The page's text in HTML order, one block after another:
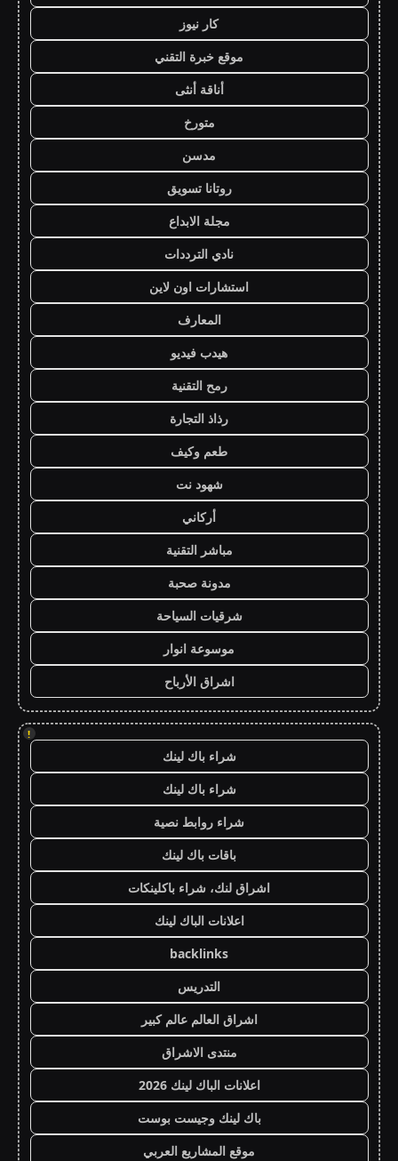
كار نيوز
موقع خبرة التقني
أناقة أنثى
متورخ
مدسن
روتانا تسويق
مجلة الابداع
نادي الترددات
استشارات اون لاين
المعارف
هيدب فيديو
رمح التقنية
رذاذ التجارة
طعم وكيف
شهود نت
أركاني
مباشر التقنية
مدونة صحبة
شرقيات السياحة
موسوعة انوار
اشراق الأرباح
!
شراء باك لينك
شراء باك لينك
شراء روابط نصية
باقات باك لينك
اشراق لنك، شراء باكلينكات
اعلانات الباك لينك
backlinks
التدريس
اشراق العالم عالم كبير
منتدى الاشراق
اعلانات الباك لينك 2026
باك لينك وجيست بوست
موقع المشاريع العربي